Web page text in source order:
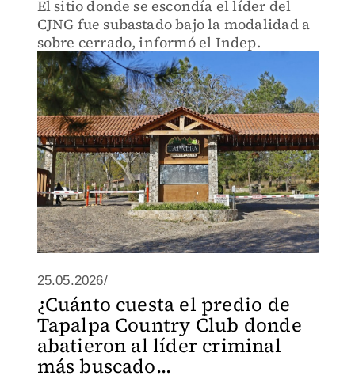
El sitio donde se escondía el líder del
CJNG fue subastado bajo la modalidad a
sobre cerrado, informó el Indep.
25.05.2026/
¿Cuánto cuesta el predio de
Tapalpa Country Club donde
abatieron al líder criminal
más buscado...